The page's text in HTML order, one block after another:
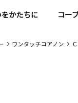
かたちに コー
ワンタッチコアノン